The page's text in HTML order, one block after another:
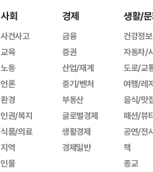
사회
사건사고
교육
노동
언론
환경
인권/복지
식품/의료
지역
인물
경제
금융
증권
산업/재계
중기/벤처
부동산
글로벌경제
생활경제
경제일반
생활/
건강정보
자동차/
도로/교
여행/레
음식/맛
패션/뷰
공연/전
책
종교